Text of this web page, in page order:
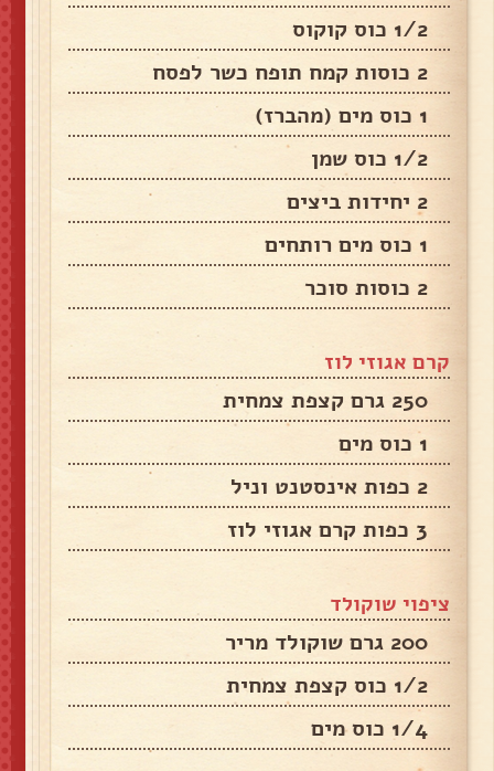
1/2 כוס קוקוס
2 כוסות קמח תופח כשר לפסח
1 כוס מים (מהברז)
1/2 כוס שמן
2 יחידות ביצים
1 כוס מים רותחים
2 כוסות סוכר
קרם אגוזי לוז
250 גרם קצפת צמחית
1 כוס מים
2 כפות אינסטנט וניל
3 כפות קרם אגוזי לוז
ציפוי שוקולד
200 גרם שוקולד מריר
1/2 כוס קצפת צמחית
1/4 כוס מים